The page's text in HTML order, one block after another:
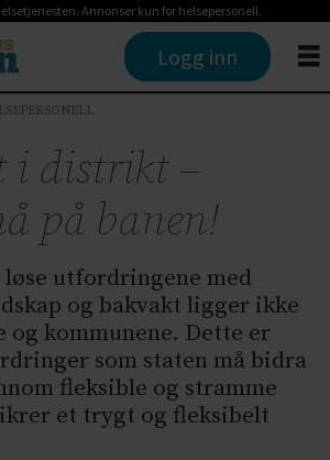
Annonser kun for helsepersonell.
Logg inn
i distrikt –
på banen!
utfordringene med
og bakvakt ligger ikke
og kommunene. Dette er
som staten må bidra
fleksible og stramme
et trygt og fleksibelt